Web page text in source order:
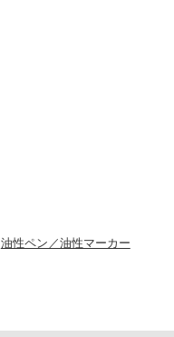
油性ペン／油性マーカー